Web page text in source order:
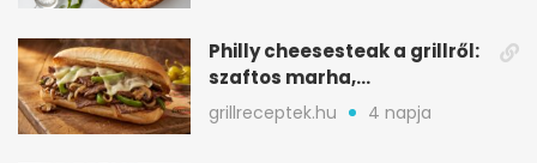
Philly cheesesteak a grillről:
szaftos marha,
karamellizált hagyma
grillreceptek.hu 4 napja